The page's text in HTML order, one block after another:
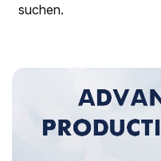
suchen.